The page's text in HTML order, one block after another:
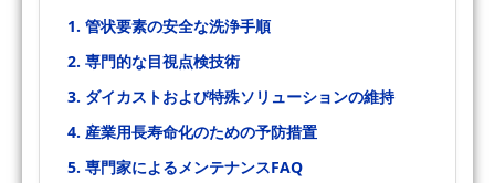
1. 管状要素の安全な洗浄手順
2. 専門的な目視点検技術
3. ダイカストおよび特殊ソリューションの維持
4. 産業用長寿命化のための予防措置
5. 専門家によるメンテナンスFAQ